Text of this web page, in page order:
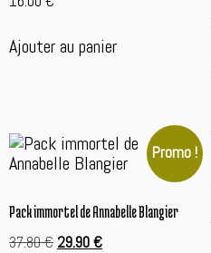
Ajouter au panier
Promo !
Pack immortel de Annabelle Blangier
37.80€ Le
29.90€Le